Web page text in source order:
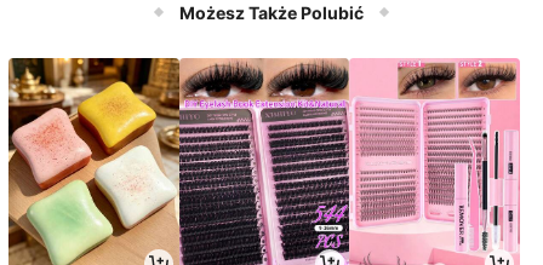
chłodzących – wtyczka EUMożesz Także Polubić